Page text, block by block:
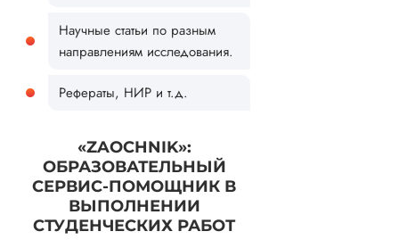
Научные статьи по разным
направлениям исследования.
Рефераты, НИР и т.д.
«ZAOCHNIK»:
ОБРАЗОВАТЕЛЬНЫЙ
СЕРВИС-ПОМОЩНИК В
ВЫПОЛНЕНИИ
СТУДЕНЧЕСКИХ РАБОТ